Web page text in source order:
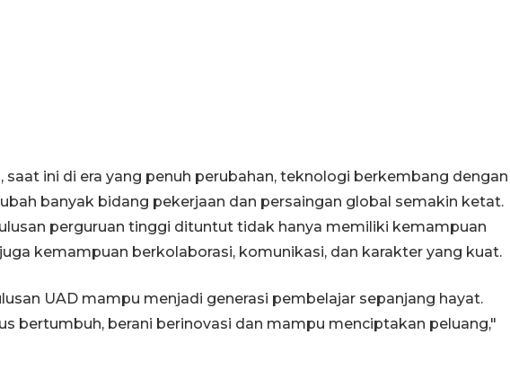
saat ini di era yang penuh perubahan, teknologi berkembang dengan
banyak bidang pekerjaan dan persaingan global semakin ketat.
perguruan tinggi dituntut tidak hanya memiliki kemampuan
kemampuan berkolaborasi, komunikasi, dan karakter yang kuat.
UAD mampu menjadi generasi pembelajar sepanjang hayat.
bertumbuh, berani berinovasi dan mampu menciptakan peluang,"